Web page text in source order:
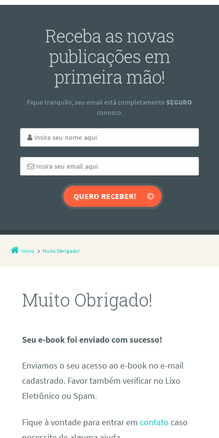
Receba as novas
publicações em
primeira mão!
Fique tranquilo, seu email está completamenteSEGURO
conosco.
Início Muito Obrigado!
Muito Obrigado!
Seu e-book foi enviado com sucesso!
Enviamos o seu acesso ao e-book no e-mail
cadastrado. Favor também verificar no Lixo
Eletrônico ou Spam.
Fique à vontade para entrar em contato caso